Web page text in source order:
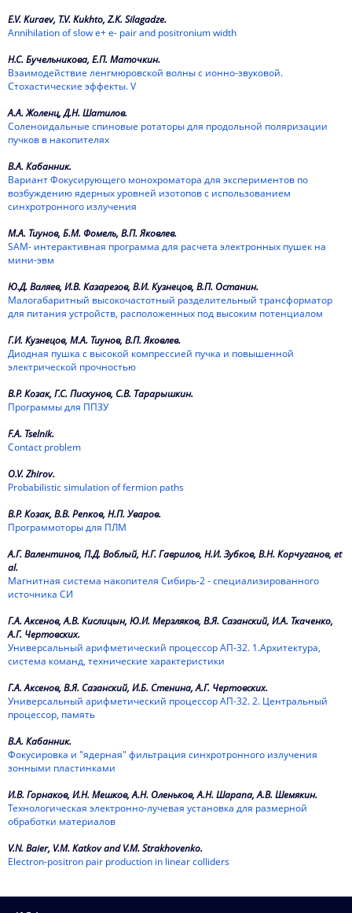
E.V. Kuraev, T.V. Kukhto, Z.K. Silagadze.
Annihilation of slow e+ e- pair and positronium width
Н.С. Бучельникова, Е.П. Маточкин.
Взаимодействие ленгмюровской волны с ионно-звуковой.
Стохастические эффекты. V
А.А. Жоленц, Д.Н. Шатилов.
Соленоидальные спиновые ротаторы для продольной поляризации
пучков в накопителях
В.А. Кабанник.
Вариант Фокусирующего монохроматора для экспериментов по
возбуждению ядерных уровней изотопов с использованием
синхротронного излучения
М.А. Тиунов, Б.М. Фомель, В.П. Яковлев.
SAM- интерактивная программа для расчета электронных пушек на
мини-эвм
Ю.Д. Валяев, И.В. Казарезов, В.И. Кузнецов, В.П. Останин.
Малогабаритный высокочастотный разделительный трансформатор
для питания устройств, расположенных под высоким потенциалом
Г.И. Кузнецов, М.А. Тиунов, В.П. Яковлев.
Диодная пушка с высокой компрессией пучка и повышенной
электрической прочностью
В.Р. Козак, Г.С. Пискунов, С.В. Тарарышкин.
Программы для ППЗУ
F.A. Tselnik.
Contact problem
O.V. Zhirov.
Probabilistic simulation of fermion paths
В.Р. Козак, В.В. Репков, Н.П. Уваров.
Программоторы для ПЛМ
А.Г. Валентинов, П.Д. Воблый, Н.Г. Гаврилов, Н.И. Зубков, В.Н. Корчуганов, et
al.
Магнитная система накопителя Сибирь-2 - специализированного
источника СИ
Г.А. Аксенов, А.В. Кислицын, Ю.И. Мерзляков, В.Я. Сазанский, И.А. Ткаченко,
А.Г. Чертовских.
Универсальный арифметический процессор АП-32. 1.Архитектура,
система команд, технические характеристики
Г.А. Аксенов, В.Я. Сазанский, И.Б. Стенина, А.Г. Чертовских.
Универсальный арифметический процессор АП-32. 2. Центральный
процессор, память
В.А. Кабанник.
Фокусировка и "ядерная" фильтрация синхротронного излучения
зонными пластинками
И.В. Горнаков, И.Н. Мешков, А.Н. Оленьков, А.Н. Шарапа, А.В. Шемякин.
Технологическая электронно-лучевая установка для размерной
обработки материалов
V.N. Baier, V.M. Katkov and V.M. Strakhovenko.
Electron-positron pair production in linear colliders